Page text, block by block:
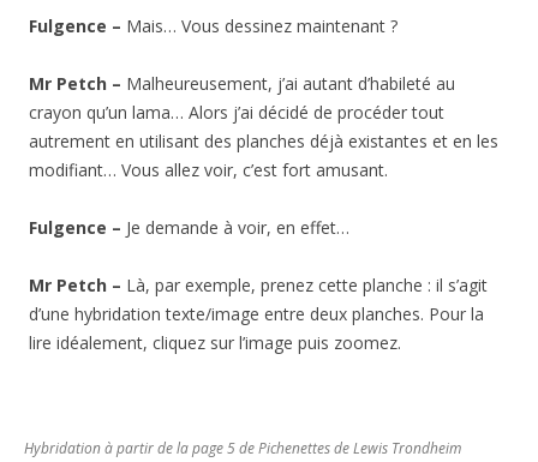
Fulgence – Mais… Vous dessinez maintenant ?
Mr Petch – Malheureusement, j’ai autant d’habileté au
crayon qu’un lama… Alors j’ai décidé de procéder tout
autrement en utilisant des planches déjà existantes et en les
modifiant… Vous allez voir, c’est fort amusant.
Fulgence – Je demande à voir, en effet…
Mr Petch – Là, par exemple, prenez cette planche : il s’agit
d’une hybridation texte/image entre deux planches. Pour la
lire idéalement, cliquez sur l’image puis zoomez.
Hybridation à partir de la page 5 de Pichenettes de Lewis Trondheim